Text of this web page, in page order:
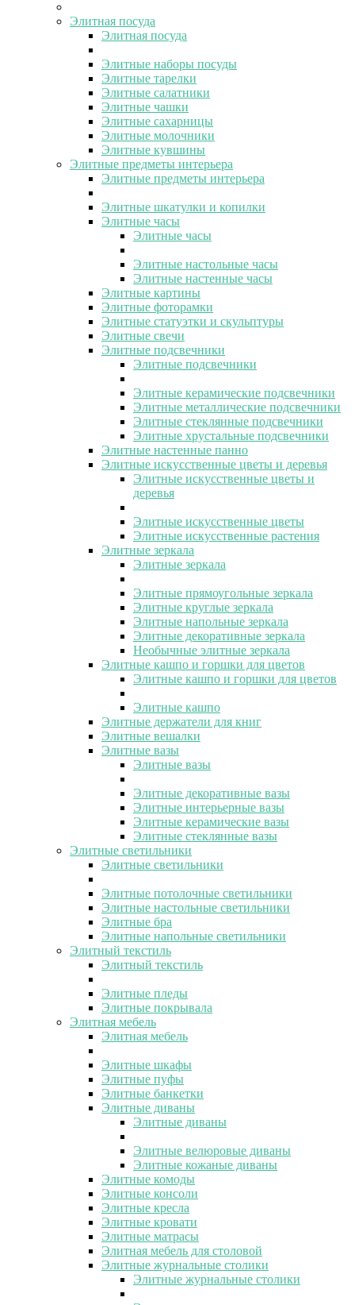
Элитная посуда
Элитная посуда
Элитные наборы посуды
Элитные тарелки
Элитные салатники
Элитные чашки
Элитные сахарницы
Элитные молочники
Элитные кувшины
Элитные предметы интерьера
Элитные предметы интерьера
Элитные шкатулки и копилки
Элитные часы
Элитные часы
Элитные настольные часы
Элитные настенные часы
Элитные картины
Элитные фоторамки
Элитные статуэтки и скульптуры
Элитные свечи
Элитные подсвечники
Элитные подсвечники
Элитные керамические подсвечники
Элитные металлические подсвечники
Элитные стеклянные подсвечники
Элитные хрустальные подсвечники
Элитные настенные панно
Элитные искусственные цветы и деревья
Элитные искусственные цветы и
деревья
Элитные искусственные цветы
Элитные искусственные растения
Элитные зеркала
Элитные зеркала
Элитные прямоугольные зеркала
Элитные круглые зеркала
Элитные напольные зеркала
Элитные декоративные зеркала
Необычные элитные зеркала
Элитные кашпо и горшки для цветов
Элитные кашпо и горшки для цветов
Элитные кашпо
Элитные держатели для книг
Элитные вешалки
Элитные вазы
Элитные вазы
Элитные декоративные вазы
Элитные интерьерные вазы
Элитные керамические вазы
Элитные стеклянные вазы
Элитные светильники
Элитные светильники
Элитные потолочные светильники
Элитные настольные светильники
Элитные бра
Элитные напольные светильники
Элитный текстиль
Элитный текстиль
Элитные пледы
Элитные покрывала
Элитная мебель
Элитная мебель
Элитные шкафы
Элитные пуфы
Элитные банкетки
Элитные диваны
Элитные диваны
Элитные велюровые диваны
Элитные кожаные диваны
Элитные комоды
Элитные консоли
Элитные кресла
Элитные кровати
Элитные матрасы
Элитная мебель для столовой
Элитные журнальные столики
Элитные журнальные столики